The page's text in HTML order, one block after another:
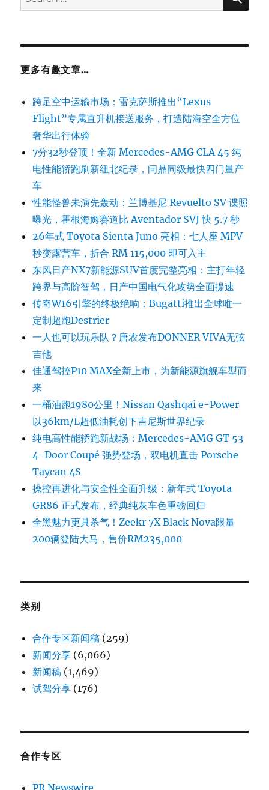
for:
更多有趣文章…
跨足空中运输市场：雷克萨斯推出“Lexus
Flight”专属直升机接送服务，打造陆海空全方位
奢华出行体验
7分32秒登顶！全新 Mercedes-AMG CLA 45 纯
电性能轿跑刷新纽北纪录，问鼎同级最快四门量产
车
性能怪兽未演先轰动：兰博基尼 Revuelto SV 谍照
曝光，霍根海姆赛道比 Aventador SVJ 快 5.7 秒
26年式 Toyota Sienta Juno 亮相：七人座 MPV
秒变露营车，折合 RM 115,000 即可入主
东风日产NX7新能源SUV首度完整亮相：主打年轻
跨界与高阶智驾，日产中国电气化攻势全面提速
传奇W16引擎的终极绝响：Bugatti推出全球唯一
定制超跑Destrier
一人也可以玩乐队？唐农发布DONNER VIVA无弦
吉他
佳通驾控P10 MAX全新上市，为新能源旗舰车型而
来
一桶油跑1980公里！Nissan Qashqai e-Power
以36km/L超低油耗创下吉尼斯世界纪录
纯电高性能轿跑新战场：Mercedes-AMG GT 53
4-Door Coupé 强势登场，双电机直击 Porsche
Taycan 4S
操控再进化与安全性全面升级：新年式 Toyota
GR86 正式发布，经典纯灰车色重磅回归
全黑魅力更具杀气！Zeekr 7X Black Nova限量
200辆登陆大马，售价RM235,000
类别
合作专区新闻稿 (259)
新闻分享 (6,066)
新闻稿 (1,469)
试驾分享 (176)
合作专区
PR Newswire